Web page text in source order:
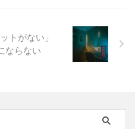
トがない」
ならない